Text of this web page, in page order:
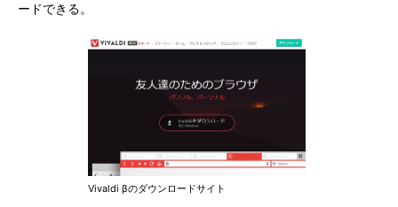
ードできる。
Vivaldi βのダウンロードサイト